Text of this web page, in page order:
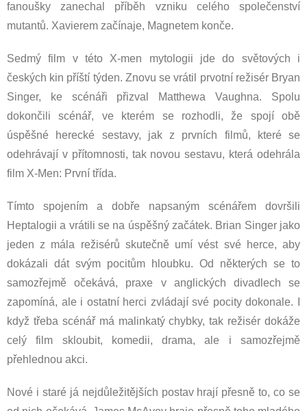
fanoušky zanechal příběh vzniku celého společenství
mutantů. Xavierem začínaje, Magnetem konče.
Sedmý film v této X-men mytologii jde do světových i
českých kin příští týden. Znovu se vrátil prvotní režisér Bryan
Singer, ke scénáři přizval Matthewa Vaughna. Spolu
dokončili scénář, ve kterém se rozhodli, že spojí obě
úspěšné herecké sestavy, jak z prvních filmů, které se
odehrávají v přítomnosti, tak novou sestavu, která odehrála
film X-Men: První třída.
Tímto spojením a dobře napsaným scénářem dovršili
Heptalogii a vrátili se na úspěšný začátek. Brian Singer jako
jeden z mála režisérů skutečně umí vést své herce, aby
dokázali dát svým pocitům hloubku. Od některých se to
samozřejmě očekává, praxe v anglických divadlech se
zapomíná, ale i ostatní herci zvládají své pocity dokonale. I
když třeba scénář má malinkatý chybky, tak režisér dokáže
celý film skloubit, komedii, drama, ale i samozřejmě
přehlednou akci.
Nové i staré já nejdůležitějších postav hrají přesně to, co se